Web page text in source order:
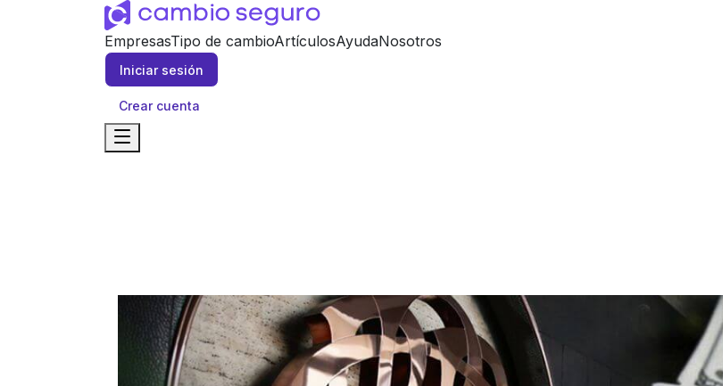
EmpresasTipo de cambioArtículosAyudaNosotros
Iniciar sesión
Crear cuenta